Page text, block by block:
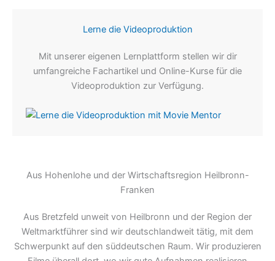
Lerne die Videoproduktion
Mit unserer eigenen Lernplattform stellen wir dir
umfangreiche Fachartikel und Online-Kurse für die
Videoproduktion zur Verfügung.
Aus Hohenlohe und der Wirtschaftsregion Heilbronn-
Franken
Aus Bretzfeld unweit von Heilbronn und der Region der
Weltmarktführer sind wir deutschlandweit tätig, mit dem
Schwerpunkt auf den süddeutschen Raum. Wir produzieren